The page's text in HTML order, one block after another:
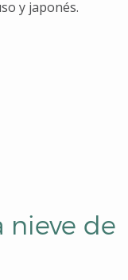
y japonés.
nieve de